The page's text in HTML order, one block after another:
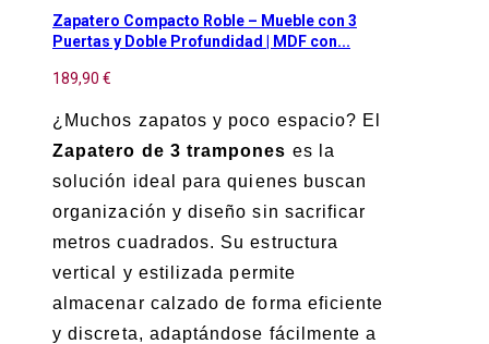
Zapatero Compacto Roble – Mueble con 3
Puertas y Doble Profundidad | MDF con...
189,90 €
¿Muchos zapatos y poco espacio? El
Zapatero de 3 trampones es la
solución ideal para quienes buscan
organización y diseño sin sacrificar
metros cuadrados. Su estructura
vertical y estilizada permite
almacenar calzado de forma eficiente
y discreta, adaptándose fácilmente a